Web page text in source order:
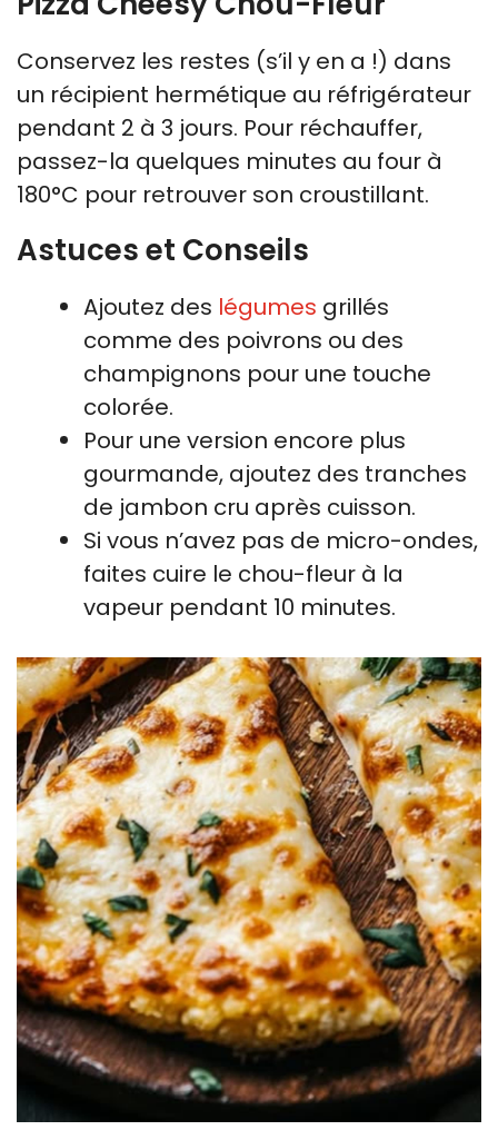
Conservez les restes (s’il y en a !) dans
un récipient hermétique au réfrigérateur
pendant 2 à 3 jours. Pour réchauffer,
passez-la quelques minutes au four à
180°C pour retrouver son croustillant.
Astuces et Conseils
Ajoutez des légumes grillés
comme des poivrons ou des
champignons pour une touche
colorée.
Pour une version encore plus
gourmande, ajoutez des tranches
de jambon cru après cuisson.
Si vous n’avez pas de micro-ondes,
faites cuire le chou-fleur à la
vapeur pendant 10 minutes.